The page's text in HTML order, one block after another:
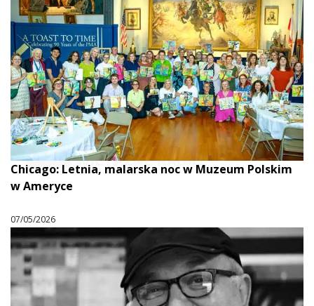
Chicago: Letnia, malarska noc w Muzeum Polskim
w Ameryce
07/05/2026